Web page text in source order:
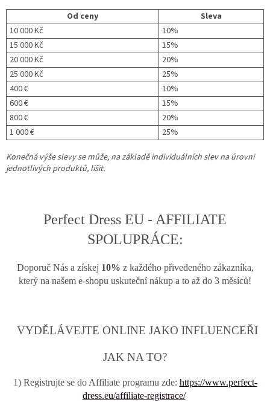
Od ceny
Sleva
10 000 Kč
10%
15 000 Kč
15%
20 000 Kč
20%
25 000 Kč
25%
400 €
10%
600 €
15%
800 €
20%
1 000 €
25%
Konečná výše slevy se může, na základě individuálních slev na úrovni
jednotlivých produktů, lišit.
Perfect Dress EU - AFFILIATE
SPOLUPRÁCE:
Doporuč Nás a získej 10% z každého přivedeného zákazníka,
který na našem e-shopu uskuteční nákup a to až do 3 měsíců!
VYDĚLÁVEJTE ONLINE JAKO INFLUENCEŘI
JAK NA TO?
1) Registrujte se do Affiliate programu zde: https://www.perfect-
dress.eu/affiliate-registrace/